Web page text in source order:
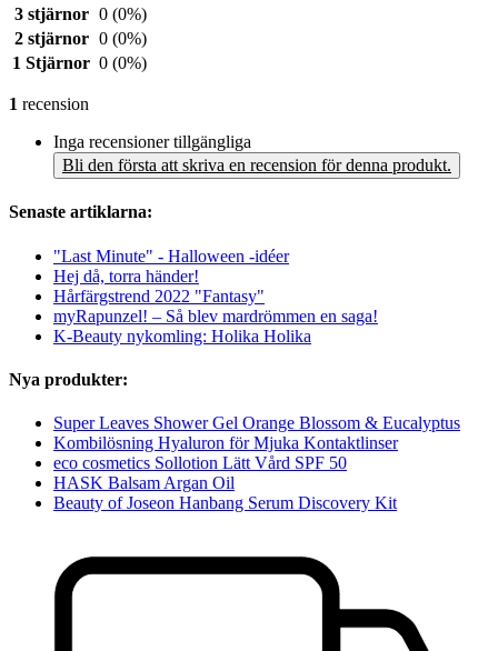
3 stjärnor 0 (0%)
2 stjärnor 0 (0%)
1 Stjärnor 0 (0%)
1 recension
Inga recensioner tillgängliga
Bli den första att skriva en recension för denna produkt.
Senaste artiklarna:
"Last Minute" - Halloween -idéer
Hej då, torra händer!
Hårfärgstrend 2022 "Fantasy"
myRapunzel! – Så blev mardrömmen en saga!
K-Beauty nykomling: Holika Holika
Nya produkter:
Super Leaves Shower Gel Orange Blossom & Eucalyptus
Kombilösning Hyaluron för Mjuka Kontaktlinser
eco cosmetics Sollotion Lätt Vård SPF 50
HASK Balsam Argan Oil
Beauty of Joseon Hanbang Serum Discovery Kit